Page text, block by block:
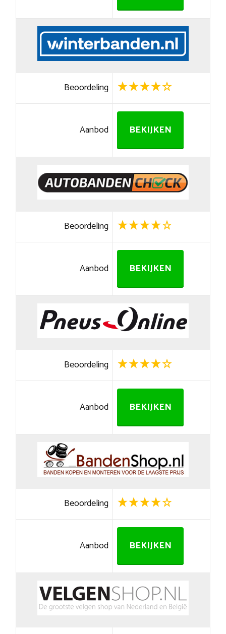
Beoordeling
Aanbod BEKIJKEN
Beoordeling
Aanbod BEKIJKEN
Beoordeling
Aanbod BEKIJKEN
Beoordeling
Aanbod BEKIJKEN